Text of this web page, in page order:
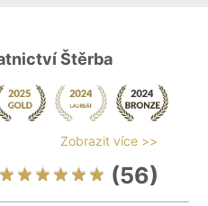
Štěrba
Zobrazit více >>
(56)